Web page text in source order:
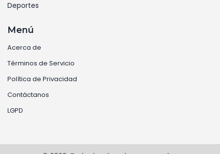
Deportes
Menú
Acerca de
Términos de Servicio
Política de Privacidad
Contáctanos
LGPD